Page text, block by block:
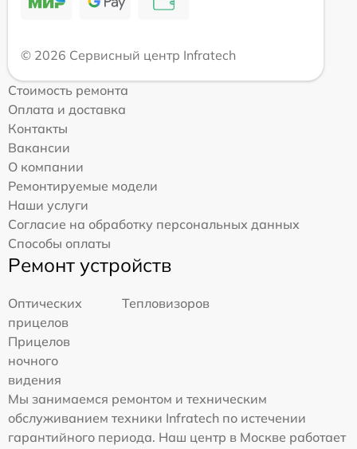
© 2026 Сервисный центр Infratech
Стоимость ремонта
Оплата и доставка
Контакты
Вакансии
О компании
Ремонтируемые модели
Наши услуги
Согласие на обработку персональных данных
Способы оплаты
Ремонт устройств
Оптических
прицелов
Тепловизоров
Прицелов
ночного
видения
Мы занимаемся ремонтом и техническим
обслуживанием техники Infratech по истечении
гарантийного периода. Наш центр в Москве работает